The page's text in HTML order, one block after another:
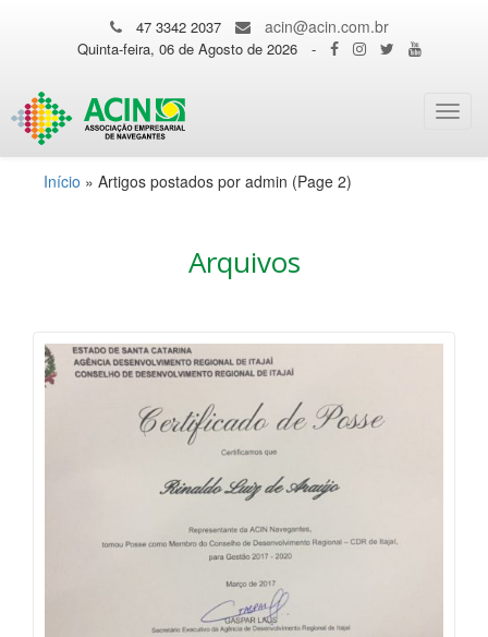
47 3342 2037 acin@acin.com.br
Quinta-feira, 06 de Agosto de 2026 -
Início » Artigos postados por admin (Page 2)
Arquivos